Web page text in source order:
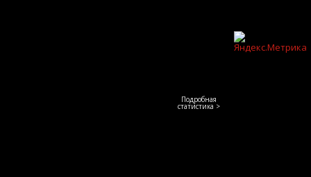
Подробная
статистика >